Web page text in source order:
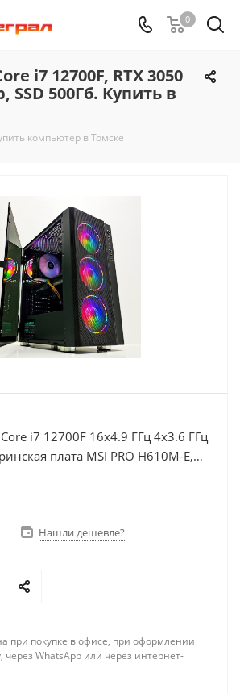
0
i7 12700F, RTX 3050
SSD 500Гб. Купить в
компьютер в Томске
i7 12700F 16x4.9 ГГц 4x3.6 ГГц
плата MSI PRO H610M-E,
3050 6Гб, Память DDR4 8Gb,
Нашли дешевле?
при покупке в офисе, при оформлении
через WhatsApp или через интернет-